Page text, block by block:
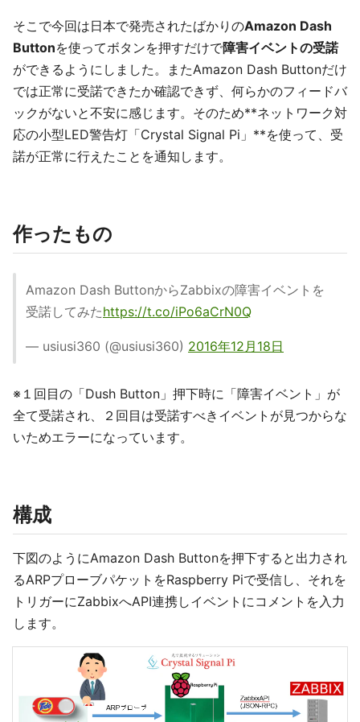
そこで今回は日本で発売されたばかりのAmazon Dash
Buttonを使ってボタンを押すだけで障害イベントの受諾
ができるようにしました。またAmazon Dash Buttonだけ
では正常に受諾できたか確認できず、何らかのフィードバ
ックがないと不安に感じます。そのため**ネットワーク対
応の小型LED警告灯「Crystal Signal Pi」**を使って、受
諾が正常に行えたことを通知します。
作ったもの
Amazon Dash ButtonからZabbixの障害イベントを
受諾してみたhttps://t.co/iPo6aCrN0Q
— usiusi360 (@usiusi360) 2016年12月18日
※１回目の「Dush Button」押下時に「障害イベント」が
全て受諾され、２回目は受諾すべきイベントが見つからな
いためエラーになっています。
構成
下図のようにAmazon Dash Buttonを押下すると出力され
るARPプローブパケットをRaspberry Piで受信し、それを
トリガーにZabbixへAPI連携しイベントにコメントを入力
します。